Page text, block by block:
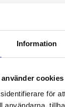
Information
cookies
för
användarna,